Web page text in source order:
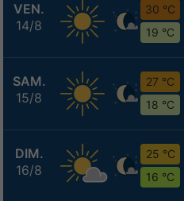
VEN.
14/8
30 °C
19 °C
SAM.
15/8
27 °C
18 °C
DIM.
16/8
25 °C
16 °C